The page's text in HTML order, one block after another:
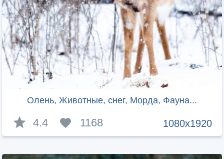
Олень, Животные, снег, Морда, Фауна...
1080x1920
4.4 1168